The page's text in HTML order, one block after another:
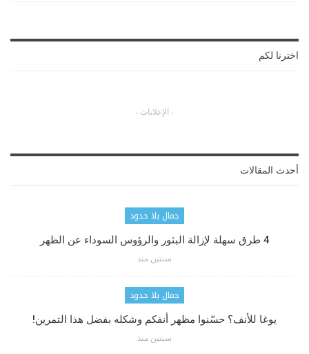
اخترنا لكم
- الإعلانات -
أحدث المقالات
جمال بلا حدود
4 طرق سهلة لإزالة البثور والرؤوس السوداء عن الظهر
سنتين منذ
جمال بلا حدود
يوغا للأنف؟ حسّنوا مظهر أنفكم وشكله بفضل هذا التمرين!
سنتين منذ